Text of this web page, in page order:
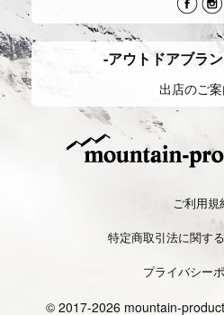
-アウトドアブラ
出店のご
ご利用規
特定商取引法に関す
プライバシー
© 2017-2026 mountain-